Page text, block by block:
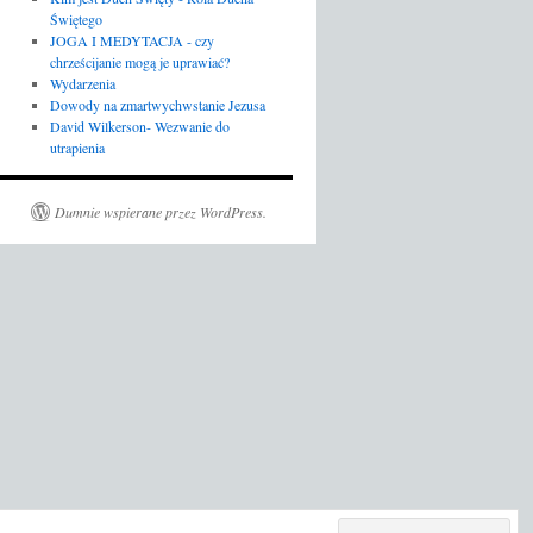
Świętego
JOGA I MEDYTACJA - czy
chrześcijanie mogą je uprawiać?
Wydarzenia
Dowody na zmartwychwstanie Jezusa
David Wilkerson- Wezwanie do
utrapienia
Dumnie wspierane przez WordPress.